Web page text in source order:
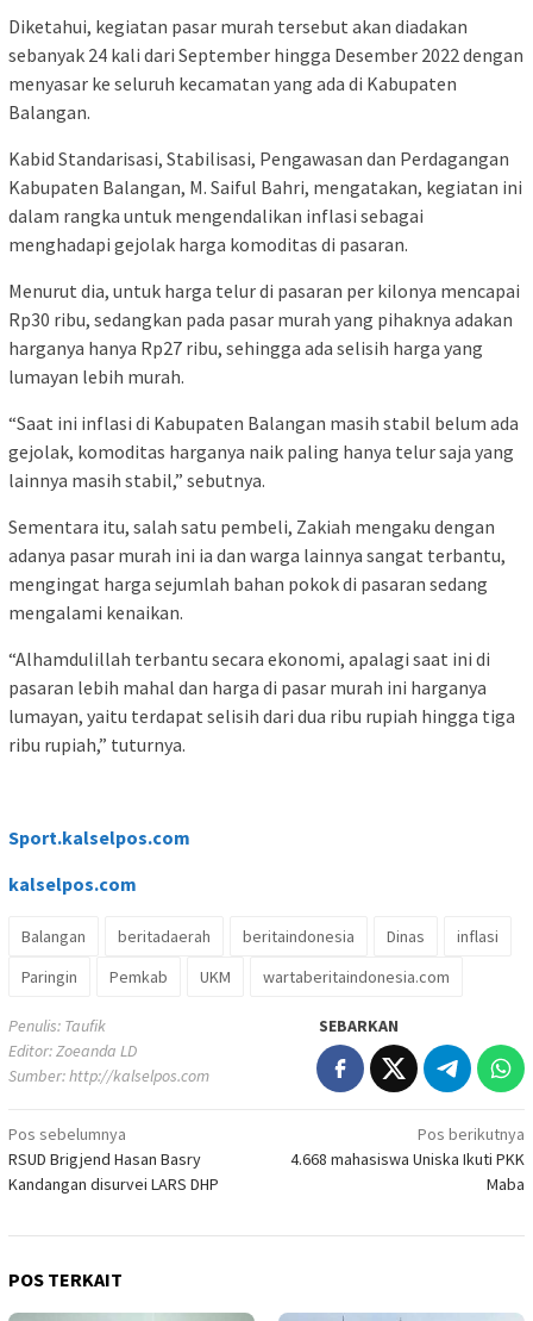
Diketahui, kegiatan pasar murah tersebut akan diadakan
sebanyak 24 kali dari September hingga Desember 2022 dengan
menyasar ke seluruh kecamatan yang ada di Kabupaten
Balangan.
Kabid Standarisasi, Stabilisasi, Pengawasan dan Perdagangan
Kabupaten Balangan, M. Saiful Bahri, mengatakan, kegiatan ini
dalam rangka untuk mengendalikan inflasi sebagai
menghadapi gejolak harga komoditas di pasaran.
Menurut dia, untuk harga telur di pasaran per kilonya mencapai
Rp30 ribu, sedangkan pada pasar murah yang pihaknya adakan
harganya hanya Rp27 ribu, sehingga ada selisih harga yang
lumayan lebih murah.
“Saat ini inflasi di Kabupaten Balangan masih stabil belum ada
gejolak, komoditas harganya naik paling hanya telur saja yang
lainnya masih stabil,” sebutnya.
Sementara itu, salah satu pembeli, Zakiah mengaku dengan
adanya pasar murah ini ia dan warga lainnya sangat terbantu,
mengingat harga sejumlah bahan pokok di pasaran sedang
mengalami kenaikan.
“Alhamdulillah terbantu secara ekonomi, apalagi saat ini di
pasaran lebih mahal dan harga di pasar murah ini harganya
lumayan, yaitu terdapat selisih dari dua ribu rupiah hingga tiga
ribu rupiah,” tuturnya.
Sport.kalselpos.com
kalselpos.com
Balangan beritadaerah beritaindonesia Dinas
inflasi
Paringin
Pemkab UKM wartaberitaindonesia.com
Penulis: Taufik
Editor: Zoeanda LD
Sumber:http://kalselpos.com
SEBARKAN
Navigasi
pos
Pos sebelumnya
RSUD Brigjend Hasan Basry
Kandangan disurvei LARS DHP
Pos berikutnya
4.668 mahasiswa Uniska Ikuti PKK
Maba
POS TERKAIT